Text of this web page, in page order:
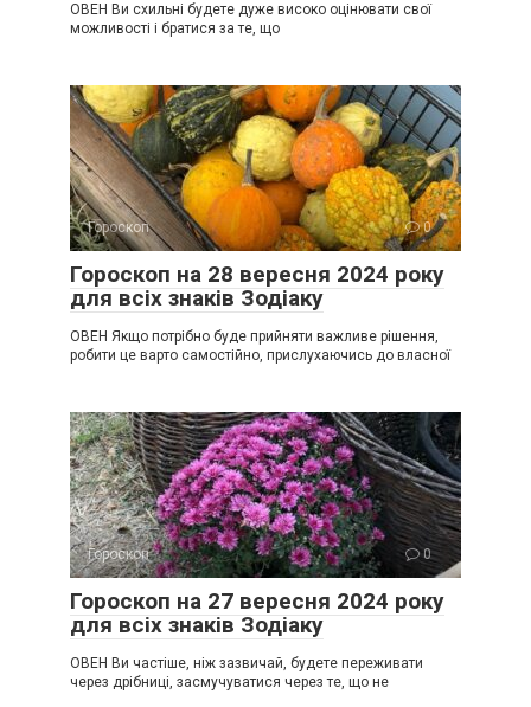
ОВЕН Ви схильні будете дуже високо оцінювати свої
можливості і братися за те, що
Гороскоп 0
Гороскоп на 28 вересня 2024 року
для всіх знаків Зодіаку
ОВЕН Якщо потрібно буде прийняти важливе рішення,
робити це варто самостійно, прислухаючись до власної
Гороскоп 0
Гороскоп на 27 вересня 2024 року
для всіх знаків Зодіаку
ОВЕН Ви частіше, ніж зазвичай, будете переживати
через дрібниці, засмучуватися через те, що не